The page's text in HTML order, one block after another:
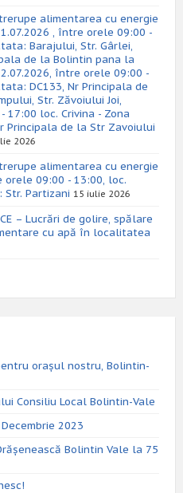
alimentarea cu energie
, între orele 09:00 -
Barajului, Str. Gârlei,
de la Bolintin pana la
între orele 09:00 -
DC133, Nr Principala de
Str. Zăvoiului Joi,
17:00 loc. Crivina - Zona
Principala de la Str Zavoiului
2026
alimentarea cu energie
orele 09:00 - 13:00, loc.
Partizani 15 iulie 2026
– Lucrări de golire, spălare
cu apă în localitatea
orașul nostru, Bolintin-
Consiliu Local Bolintin-Vale
2023
Bolintin Vale la 75